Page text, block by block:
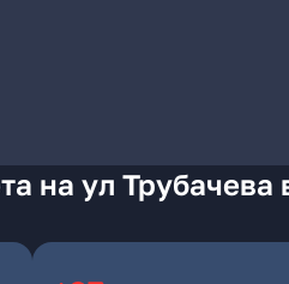
на ул Трубачева